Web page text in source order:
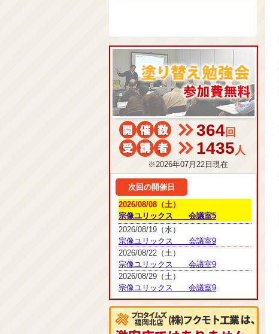
364回
1435人
※2026年07月22日現在
次回の開催日
2026/08/08（土）
宗像ユリックス 会議室5
2026/08/19（水）
宗像ユリックス 会議室9
2026/08/22（土）
宗像ユリックス 会議室9
2026/08/29（土）
宗像ユリックス 会議室9